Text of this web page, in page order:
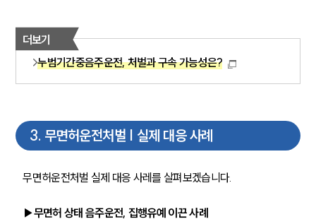
더보기
누범기간중음주운전, 처벌과 구속 가능성은?
3. 무면허운전처벌 | 실제 대응 사례
무면허운전처벌 실제 대응 사레를 살펴보겠습니다.
▶무면허 상태 음주운전, 집행유예 이끈 사례